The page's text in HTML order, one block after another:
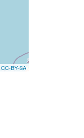
CC-BY-SA